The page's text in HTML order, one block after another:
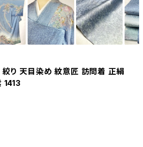
絞り 天目染め 紋意匠 訪問着 正絹
1413